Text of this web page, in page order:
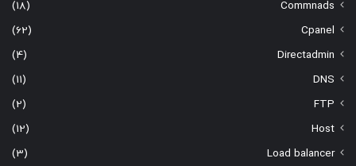
Commnads
(18)
Cpanel
(62)
Directadmin
(4)
DNS
(11)
FTP
(2)
Host
(12)
Load balancer
(3)